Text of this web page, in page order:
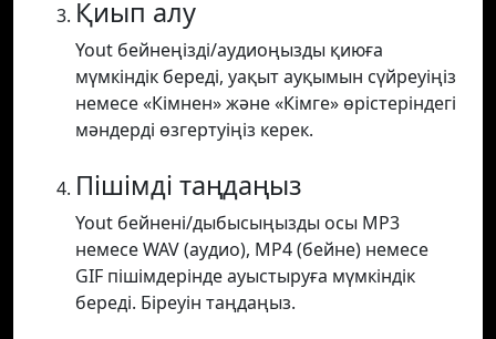
Қиып алу
Yout бейнеңізді/аудиоңызды қиюға
мүмкіндік береді, уақыт ауқымын сүйреуіңіз
немесе «Кімнен» және «Кімге» өрістеріндегі
мәндерді өзгертуіңіз керек.
Пішімді таңдаңыз
Yout бейнені/дыбысыңызды осы MP3
немесе WAV (аудио), MP4 (бейне) немесе
GIF пішімдерінде ауыстыруға мүмкіндік
береді. Біреуін таңдаңыз.